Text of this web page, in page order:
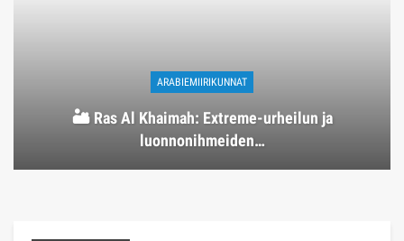
ARABIEMIIRIKUNNAT
🏜️ Ras Al Khaimah: Extreme-urheilun ja
luonnonihmeiden…